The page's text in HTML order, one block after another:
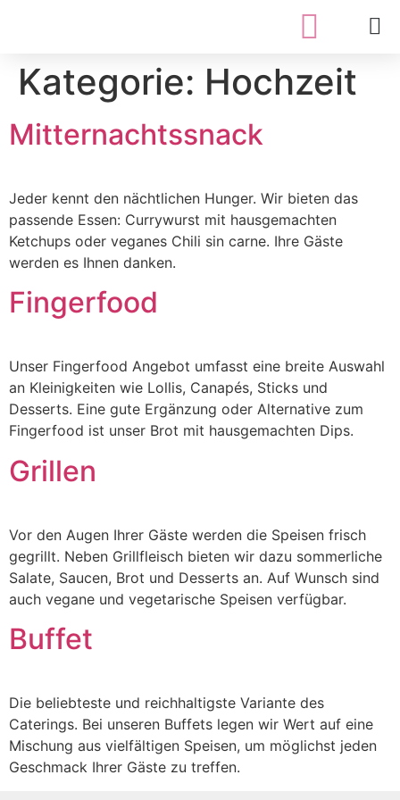
Kategorie: Hochzeit
Mitternachtssnack
Jeder kennt den nächtlichen Hunger. Wir bieten das
passende Essen: Currywurst mit hausgemachten
Ketchups oder veganes Chili sin carne. Ihre Gäste
werden es Ihnen danken.
Fingerfood
Unser Fingerfood Angebot umfasst eine breite Auswahl
an Kleinigkeiten wie Lollis, Canapés, Sticks und
Desserts. Eine gute Ergänzung oder Alternative zum
Fingerfood ist unser Brot mit hausgemachten Dips.
Grillen
Vor den Augen Ihrer Gäste werden die Speisen frisch
gegrillt. Neben Grillfleisch bieten wir dazu sommerliche
Salate, Saucen, Brot und Desserts an. Auf Wunsch sind
auch vegane und vegetarische Speisen verfügbar.
Buffet
Die beliebteste und reichhaltigste Variante des
Caterings. Bei unseren Buffets legen wir Wert auf eine
Mischung aus vielfältigen Speisen, um möglichst jeden
Geschmack Ihrer Gäste zu treffen.